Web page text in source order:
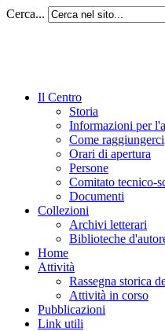
Cerca...
Il Centro
Storia
Informazioni per
Come raggiungerci
Orari di apertura
Persone
Comitato tecnico-
Documenti
Collezioni
Archivi letterari
Biblioteche
Home
Attività
Rassegna storica
Attività in corso
Pubblicazioni
Link utili